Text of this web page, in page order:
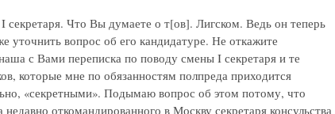
секретаря. Что Вы думаете о т[ов]. Лигском. Ведь он теперь
вопрос об его кандидатуре. Не откажите
с Вами переписка по поводу смены I секретаря и те
которые мне по обязанностям полпреда приходится
«секретными». Подымаю вопрос об этом потому, что
откомандированного в Москву секретаря консульства